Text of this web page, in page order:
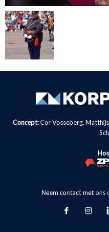
Concept:Cor Vosseberg,
Neem contact met ons